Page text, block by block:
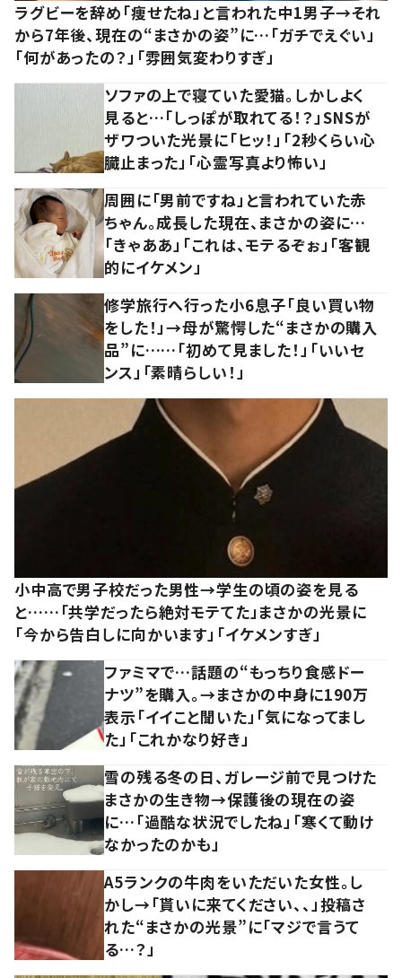
ラグビーを辞め「痩せたね」と言われた中1男子→それ
から7年後、現在の“まさかの姿”に…「ガチでえぐい」
「何があったの？」「雰囲気変わりすぎ」
ソファの上で寝ていた愛猫。しかしよく
見ると…「しっぽが取れてる！？」SNSが
ザワついた光景に「ヒッ！」「2秒くらい心
臓止まった」「心霊写真より怖い」
周囲に「男前ですね」と言われていた赤
ちゃん。成長した現在、まさかの姿に…
「きゃああ」「これは、モテるぞぉ」「客観
的にイケメン」
修学旅行へ行った小6息子「良い買い物
をした！」→母が驚愕した“まさかの購入
品”に……「初めて見ました！」「いいセ
ンス」「素晴らしい！」
小中高で男子校だった男性→学生の頃の姿を見る
と……「共学だったら絶対モテてた」まさかの光景に
「今から告白しに向かいます」「イケメンすぎ」
ファミマで…話題の“もっちり食感ドー
ナツ”を購入。→まさかの中身に190万
表示「イイこと聞いた」「気になってまし
た」「これかなり好き」
雪の残る冬の日、ガレージ前で見つけた
まさかの生き物→保護後の現在の姿
に…「過酷な状況でしたね」「寒くて動け
なかったのかも」
A5ランクの牛肉をいただいた女性。し
かし→「貰いに来てください、、」投稿さ
れた“まさかの光景”に「マジで言うて
る…？」